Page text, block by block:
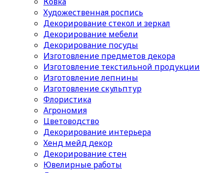
Художественная роспись
Декорирование стекол и зеркал
Декорирование мебели
Декорирование посуды
Изготовление предметов декора
Изготовление текстильной продукции
Изготовление лепнины
Изготовление скульптур
Флористика
Агрономия
Цветоводство
Декорирование интерьера
Хенд мейд декор
Декорирование стен
Ювелирные работы